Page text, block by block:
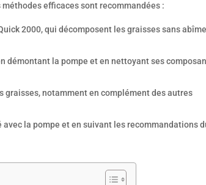
méthodes efficaces sont recommandées :
2000, qui décomposent les graisses sans
démontant la pompe et en nettoyant ses
graisses, notamment en complément des autres
la pompe et en suivant les recommandations